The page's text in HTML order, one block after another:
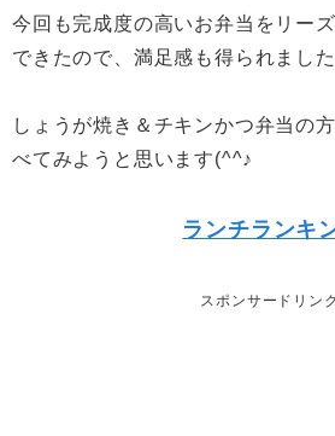
今回も完成度の高いお弁当をリー
できたので、満足感も得られました
しょうが焼き＆チキンかつ弁当の
べてみようと思います(^^♪
ランチランキ
スポンサードリンク